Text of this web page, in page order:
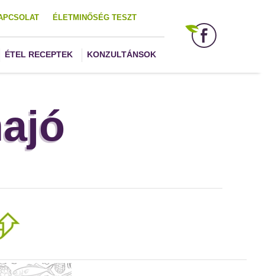
ÉLETMINŐSÉG TESZT
ÉTEL RECEPTEK KONZULTÁNSOK